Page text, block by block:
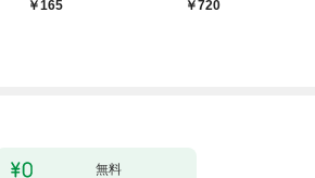
165 720
無料